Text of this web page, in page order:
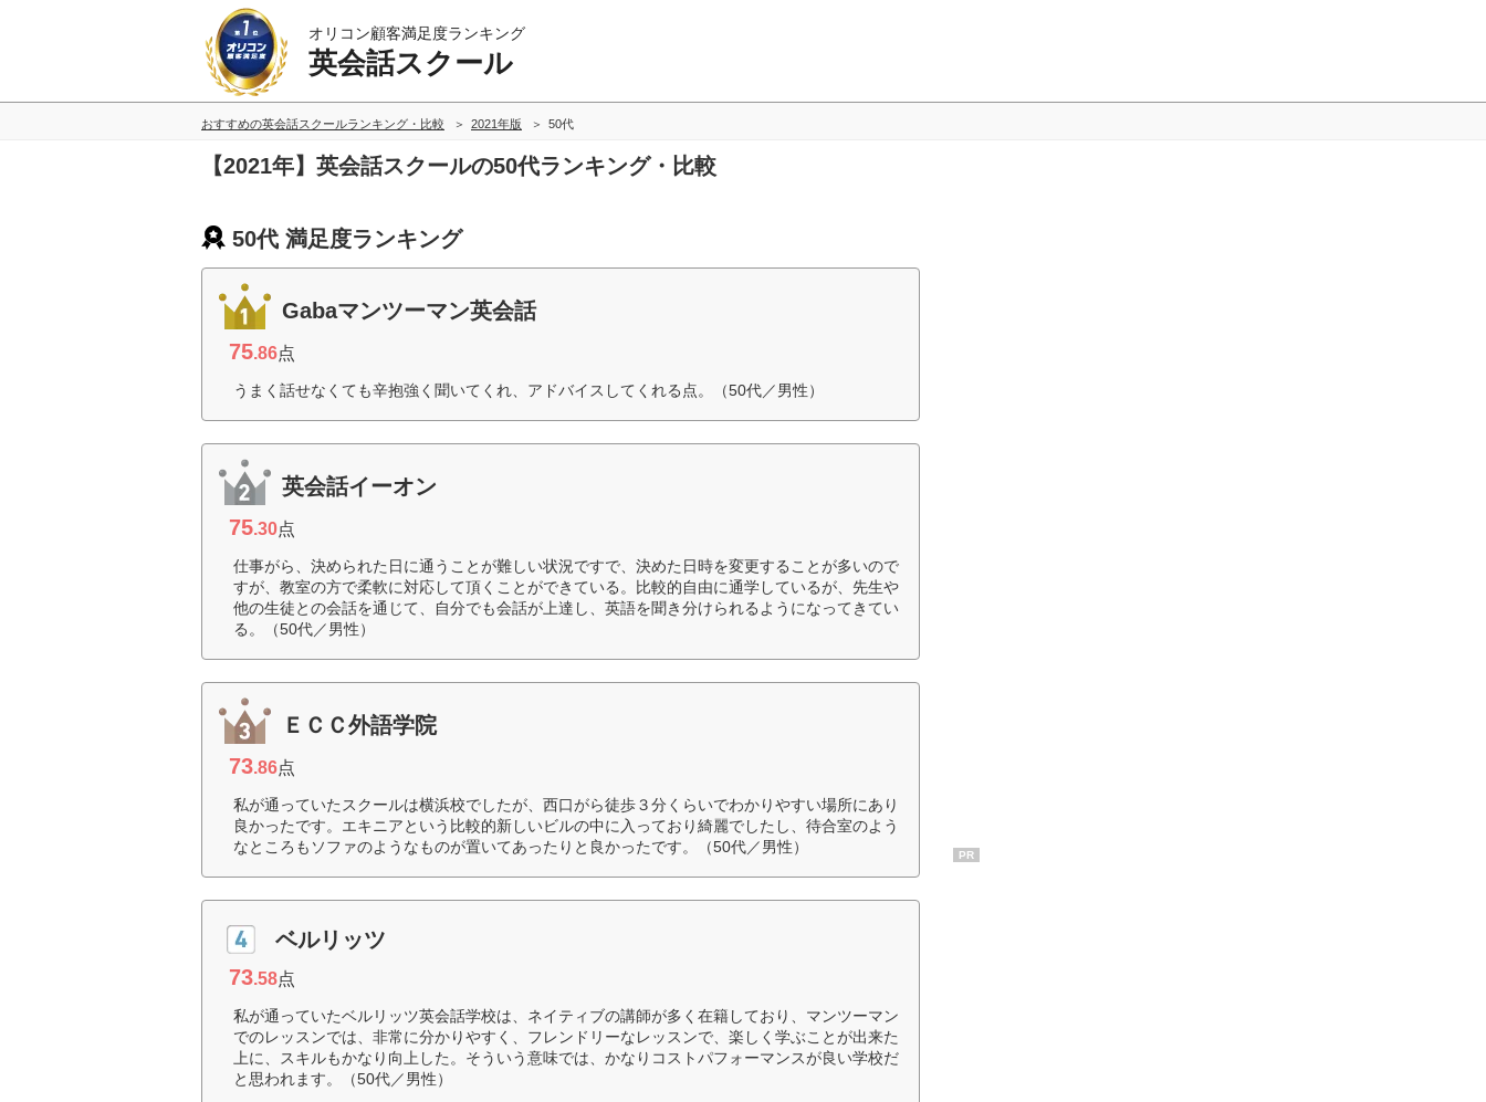
オリコン顧客満足度ランキング
英会話スクール
おすすめの英会話スクールランキング・比較 2021年版 50代
【2021年】英会話スクールの50代ランキング・比較
50代 満足度ランキング
Gabaマンツーマン英会話
75.86点
うまく話せなくても辛抱強く聞いてくれ、アドバイスしてくれる点。（50代／男性）
英会話イーオン
75.30点
仕事がら、決められた日に通うことが難しい状況ですで、決めた日時を変更することが多いので
すが、教室の方で柔軟に対応して頂くことができている。比較的自由に通学しているが、先生や
他の生徒との会話を通じて、自分でも会話が上達し、英語を聞き分けられるようになってきてい
る。（50代／男性）
ＥＣＣ外語学院
73.86点
私が通っていたスクールは横浜校でしたが、西口がら徒歩３分くらいでわかりやすい場所にあり
良かったです。エキニアという比較的新しいビルの中に入っており綺麗でしたし、待合室のよう
なところもソファのようなものが置いてあったりと良かったです。（50代／男性）
ベルリッツ
73.58点
私が通っていたベルリッツ英会話学校は、ネイティブの講師が多く在籍しており、マンツーマン
でのレッスンでは、非常に分かりやすく、フレンドリーなレッスンで、楽しく学ぶことが出来た
上に、スキルもかなり向上した。そういう意味では、かなりコストパフォーマンスが良い学校だ
と思われます。（50代／男性）
PR